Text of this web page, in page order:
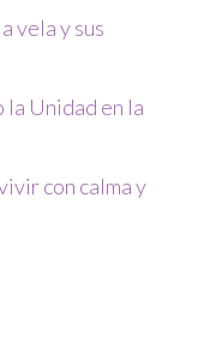
vela y sus
la Unidad en la
con calma y